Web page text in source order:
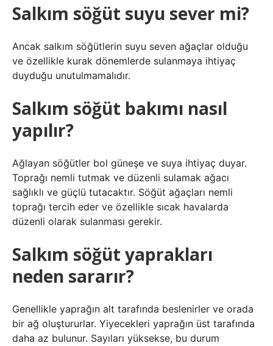
Salkım söğüt suyu sever mi?
Ancak salkım söğütlerin suyu seven ağaçlar olduğu
ve özellikle kurak dönemlerde sulanmaya ihtiyaç
duyduğu unutulmamalıdır.
Salkım söğüt bakımı nasıl
yapılır?
Ağlayan söğütler bol güneşe ve suya ihtiyaç duyar.
Toprağı nemli tutmak ve düzenli sulamak ağacı
sağlıklı ve güçlü tutacaktır. Söğüt ağaçları nemli
toprağı tercih eder ve özellikle sıcak havalarda
düzenli olarak sulanması gerekir.
Salkım söğüt yaprakları
neden sararır?
Genellikle yaprağın alt tarafında beslenirler ve orada
bir ağ oluştururlar. Yiyecekleri yaprağın üst tarafında
daha az bulunur. Sayıları yüksekse, bu durum